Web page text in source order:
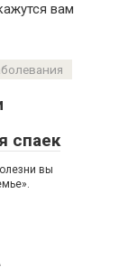
вам
спаек
вы